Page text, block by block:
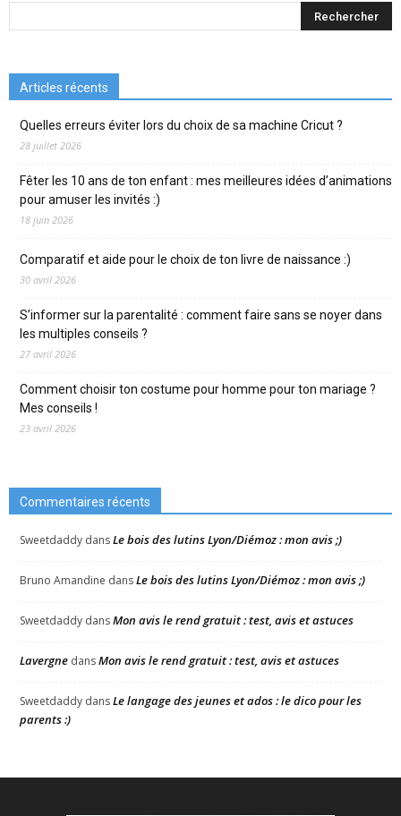
Articles récents
Quelles erreurs éviter lors du choix de sa machine Cricut ?
28 juillet 2026
Fêter les 10 ans de ton enfant : mes meilleures idées d’animations
pour amuser les invités :)
18 juin 2026
Comparatif et aide pour le choix de ton livre de naissance :)
30 avril 2026
S’informer sur la parentalité : comment faire sans se noyer dans
les multiples conseils ?
27 avril 2026
Comment choisir ton costume pour homme pour ton mariage ?
Mes conseils !
23 avril 2026
Commentaires récents
Sweetdaddy dansLe bois des lutins Lyon/Diémoz : mon avis ;)
Bruno Amandine dansLe bois des lutins Lyon/Diémoz : mon avis ;)
Sweetdaddy dansMon avis le rend gratuit : test, avis et astuces
Lavergne dansMon avis le rend gratuit : test, avis et astuces
Sweetdaddy dansLe langage des jeunes et ados : le dico pour les
parents :)